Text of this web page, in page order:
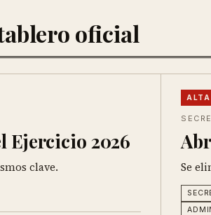
oficial
Ejercicio 2026
clave.
ALTA
Se